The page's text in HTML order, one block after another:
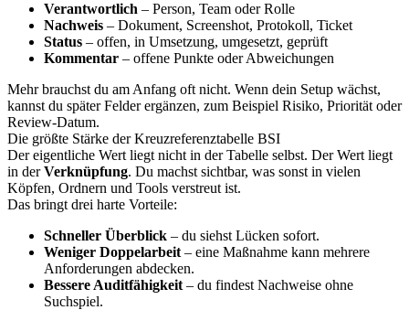
Verantwortlich – Person, Team oder Rolle
Nachweis – Dokument, Screenshot, Protokoll, Ticket
Status – offen, in Umsetzung, umgesetzt, geprüft
Kommentar – offene Punkte oder Abweichungen
Mehr brauchst du am Anfang oft nicht. Wenn dein Setup wächst,
kannst du später Felder ergänzen, zum Beispiel Risiko, Priorität oder
Review-Datum.
Die größte Stärke der Kreuzreferenztabelle BSI
Der eigentliche Wert liegt nicht in der Tabelle selbst. Der Wert liegt
in derVerknüpfung. Du machst sichtbar, was sonst in vielen
Köpfen, Ordnern und Tools verstreut ist.
Das bringt drei harte Vorteile:
Schneller Überblick – du siehst Lücken sofort.
Weniger Doppelarbeit – eine Maßnahme kann mehrere
Anforderungen abdecken.
Bessere Auditfähigkeit – du findest Nachweise ohne
Suchspiel.